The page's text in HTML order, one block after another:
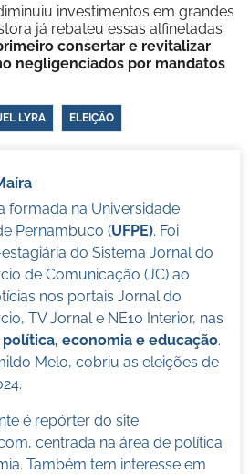
investimentos em grandes
já rebateu essas alfinetadas
consertar e revitalizar
negligenciados por mandatos
LYRA ELEIÇÃO
formada na Universidade
Pernambuco (UFPE). Foi
do Sistema Jornal do
de Comunicação (JC) ao
nos portais Jornal do
TV Jornal e NE10 Interior, nas
política, economia e educação.
Melo, cobriu as eleições de
é repórter do site
centrada na área de política
Também tem interesse em